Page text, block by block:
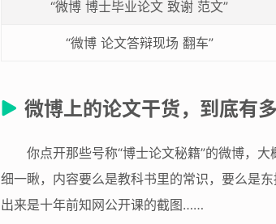
“微博 博士毕业论文 致谢 范文”
“微博 论文答辩现场 翻车”
微博上的论文干货，到底有多
你点开那些号称“博士论文秘籍”的微博，
细一瞅，内容要么是教科书里的常识，要么是
出来是十年前知网公开课的截图……